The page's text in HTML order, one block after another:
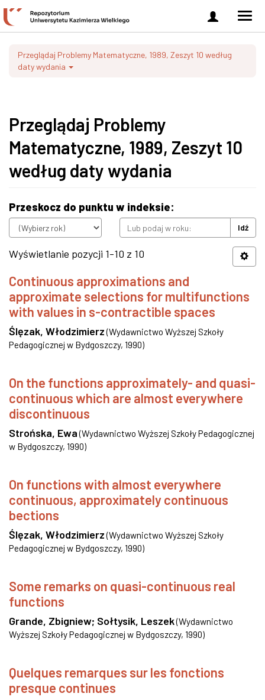
Zaloguj
się
Przeglądaj Problemy Matematyczne, 1989, Zeszyt 10 według
daty wydania
Przeglądaj Problemy
Matematyczne, 1989, Zeszyt 10
według daty wydania
Przeskocz do punktu w indeksie:
Idź
Wyświetlanie pozycji 1-10 z 10
Continuous approximations and
approximate selections for multifunctions
with values in s-contractible spaces
Ślęzak, Włodzimierz (Wydawnictwo Wyższej Szkoły
Pedagogicznej w Bydgoszczy, 1990)
On the functions approximately- and quasi-
continuous which are almost everywhere
discontinuous
Strońska, Ewa (Wydawnictwo Wyższej Szkoły Pedagogicznej
w Bydgoszczy, 1990)
On functions with almost everywhere
continuous, approximately continuous
bections
Ślęzak, Włodzimierz (Wydawnictwo Wyższej Szkoły
Pedagogicznej w Bydgoszczy, 1990)
Some remarks on quasi-continuous real
functions
Grande, Zbigniew; Sołtysik, Leszek(Wydawnictwo
Wyższej Szkoły Pedagogicznej w Bydgoszczy, 1990)
Quelques remarques sur les fonctions
presque continues